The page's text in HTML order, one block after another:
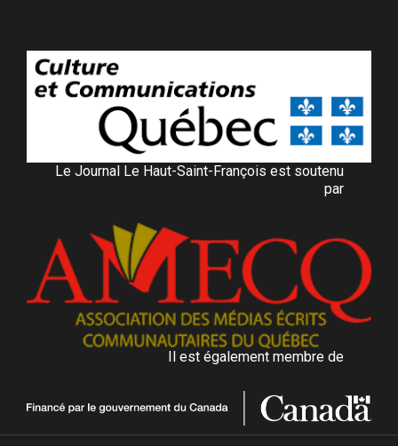
Le Journal Le Haut-Saint-François est soutenu
par
Il est également membre de